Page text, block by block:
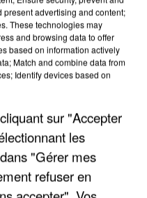
visés par des
present advertising and content;
These technologies may
and browsing data to offer
based on information actively
Match and combine data from
Identify devices based on
sur "Accepter
les
"Gérer mes
refuser en